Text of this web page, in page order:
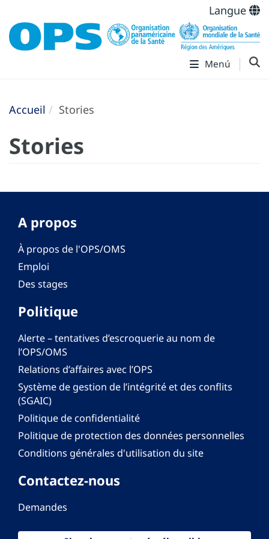
Langue
Menú
Accueil Stories
Stories
A propos
À propos de l'OPS/OMS
Emploi
Des stages
Politique
Alerte – tentatives d’escroquerie au nom de
l’OPS/OMS
Relations d’affaires avec l’OPS
Système de gestion de l’intégrité et des conflits
(SGAIC)
Politique de confidentialité
Politique de protection des données personnelles
Conditions générales d'utilisation du site
Contactez-nous
Demandes